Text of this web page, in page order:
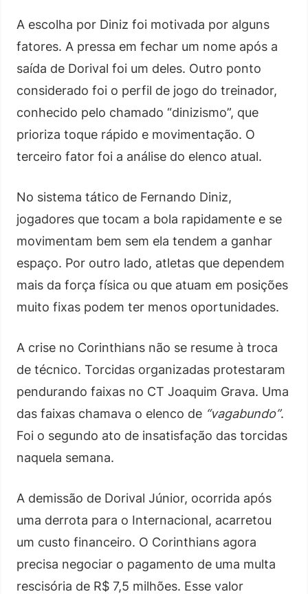
A escolha por Diniz foi motivada por alguns
fatores. A pressa em fechar um nome após a
saída de Dorival foi um deles. Outro ponto
considerado foi o perfil de jogo do treinador,
conhecido pelo chamado “dinizismo”, que
prioriza toque rápido e movimentação. O
terceiro fator foi a análise do elenco atual.
No sistema tático de Fernando Diniz,
jogadores que tocam a bola rapidamente e se
movimentam bem sem ela tendem a ganhar
espaço. Por outro lado, atletas que dependem
mais da força física ou que atuam em posições
muito fixas podem ter menos oportunidades.
A crise no Corinthians não se resume à troca
de técnico. Torcidas organizadas protestaram
pendurando faixas no CT Joaquim Grava. Uma
das faixas chamava o elenco de “vagabundo”.
Foi o segundo ato de insatisfação das torcidas
naquela semana.
A demissão de Dorival Júnior, ocorrida após
uma derrota para o Internacional, acarretou
um custo financeiro. O Corinthians agora
precisa negociar o pagamento de uma multa
rescisória de R$ 7,5 milhões. Esse valor